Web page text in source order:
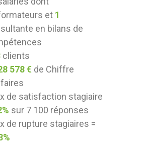
et 1
en bilans de
clients
578 € de Chiffre
de satisfaction stagiaire
sur 7 100 réponses
de rupture stagiaires =